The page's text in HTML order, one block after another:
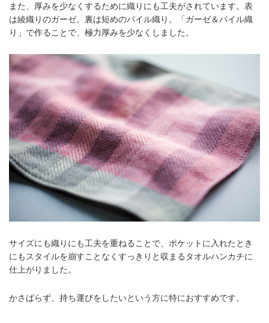
また、厚みを少なくするために織りにも工夫がされています。表
は綾織りのガーゼ。裏は短めのパイル織り。「ガーゼ＆パイル織
り」で作ることで、極力厚みを少なくしました。
サイズにも織りにも工夫を重ねることで、ポケットに入れたとき
にもスタイルを崩すことなくすっきりと収まるタオルハンカチに
仕上がりました。
かさばらず、持ち運びをしたいという方に特におすすめです。